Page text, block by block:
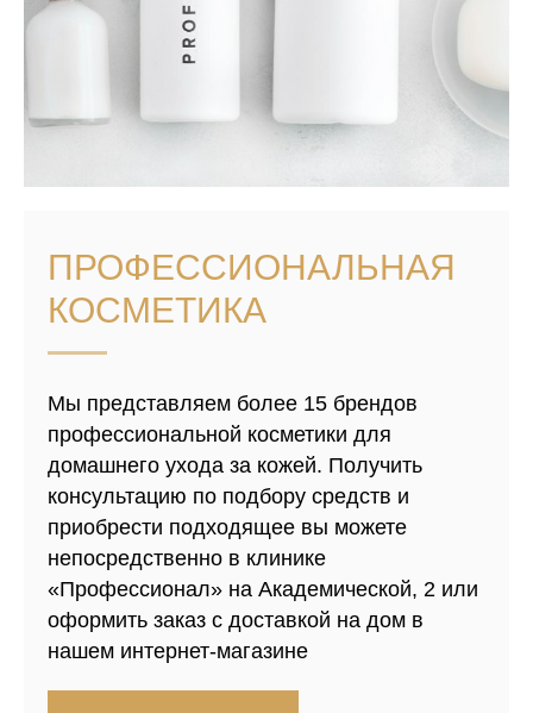
ПРОФЕССИОНАЛЬНАЯ
КОСМЕТИКА
Мы представляем более 15 брендов
профессиональной косметики для
домашнего ухода за кожей. Получить
консультацию по подбору средств и
приобрести подходящее вы можете
непосредственно в клинике
«Профессионал» на Академической, 2 или
оформить заказ с доставкой на дом в
нашем интернет-магазине